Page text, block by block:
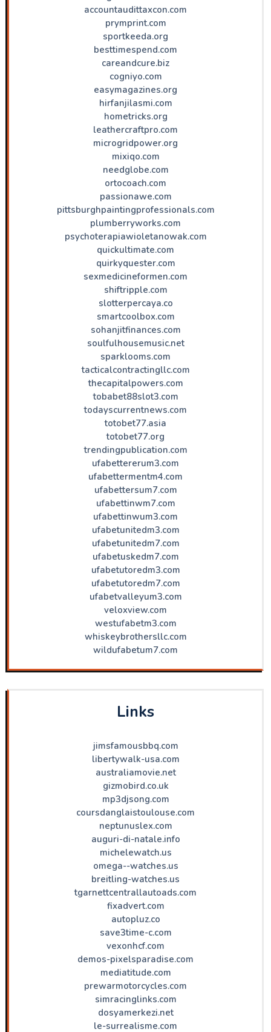
accountaudittaxcon.com
prymprint.com
sportkeeda.org
besttimespend.com
careandcure.biz
cogniyo.com
easymagazines.org
hirfanjilasmi.com
hometricks.org
leathercraftpro.com
microgridpower.org
mixiqo.com
needglobe.com
ortocoach.com
passionawe.com
pittsburghpaintingprofessionals.com
plumberryworks.com
psychoterapiawioletanowak.com
quickultimate.com
quirkyquester.com
sexmedicineformen.com
shiftripple.com
slotterpercaya.co
smartcoolbox.com
sohanjitfinances.com
soulfulhousemusic.net
sparklooms.com
tacticalcontractingllc.com
thecapitalpowers.com
tobabet88slot3.com
todayscurrentnews.com
totobet77.asia
totobet77.org
trendingpublication.com
ufabettererum3.com
ufabettermentm4.com
ufabettersum7.com
ufabettinwm7.com
ufabettinwum3.com
ufabetunitedm3.com
ufabetunitedm7.com
ufabetuskedm7.com
ufabetutoredm3.com
ufabetutoredm7.com
ufabetvalleyum3.com
veloxview.com
westufabetm3.com
whiskeybrothersllc.com
wildufabetum7.com
Links
jimsfamousbbq.com
libertywalk-usa.com
australiamovie.net
gizmobird.co.uk
mp3djsong.com
coursdanglaistoulouse.com
neptunuslex.com
auguri-di-natale.info
michelewatch.us
omega--watches.us
breitling-watches.us
tgarnettcentrallautoads.com
fixadvert.com
autopluz.co
save3time-c.com
vexonhcf.com
demos-pixelsparadise.com
mediatitude.com
prewarmotorcycles.com
simracinglinks.com
dosyamerkezi.net
le-surrealisme.com